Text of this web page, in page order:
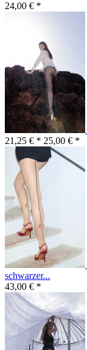
24,00 € *
21,25 € * 25,00 € *
schwarzer...
43,00 € *